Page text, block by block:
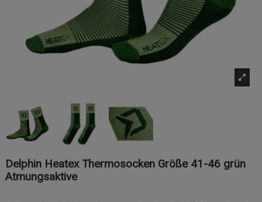
Delphin Heatex Thermosocken Größe 41-46 grün
Atmungsaktive